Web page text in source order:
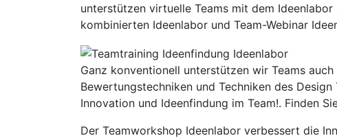
unterstützen virtuelle Teams mit dem
kombinierten Ideenlabor und Team-Webinar
Ganz konventionell unterstützen wir Teams
Bewertungstechniken und Techniken des Design
Innovation und Ideenfindung im Team!. Finden
Der Teamworkshop Ideenlabor verbessert die